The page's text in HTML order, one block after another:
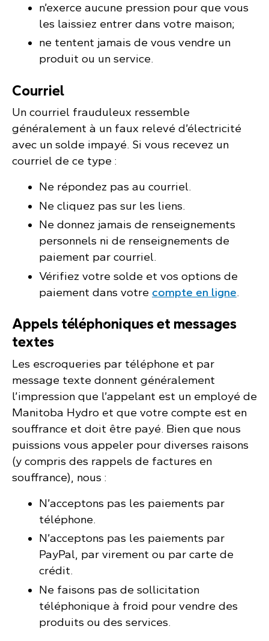
n’exerce aucune pression pour que vous
les laissiez entrer dans votre maison;
ne tentent jamais de vous vendre un
produit ou un service.
Courriel
Un courriel frauduleux ressemble
généralement à un faux relevé d’électricité
avec un solde impayé. Si vous recevez un
courriel de ce type :
Ne répondez pas au courriel.
Ne cliquez pas sur les liens.
Ne donnez jamais de renseignements
personnels ni de renseignements de
paiement par courriel.
Vérifiez votre solde et vos options de
paiement dans votre compte en ligne.
Appels téléphoniques et messages
textes
Les escroqueries par téléphone et par
message texte donnent généralement
l’impression que l’appelant est un employé de
Manitoba Hydro et que votre compte est en
souffrance et doit être payé. Bien que nous
puissions vous appeler pour diverses raisons
(y compris des rappels de factures en
souffrance), nous :
N’acceptons pas les paiements par
téléphone.
N’acceptons pas les paiements par
PayPal, par virement ou par carte de
crédit.
Ne faisons pas de sollicitation
téléphonique à froid pour vendre des
produits ou des services.